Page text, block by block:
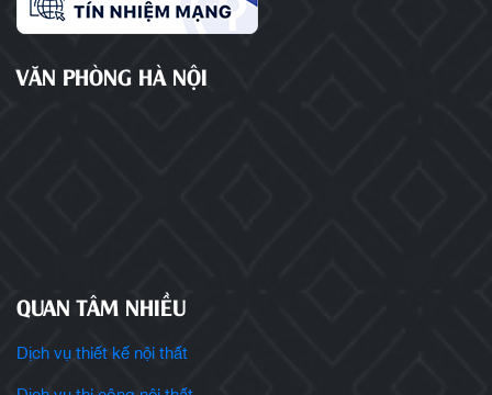
VĂN PHÒNG HÀ NỘI
QUAN TÂM NHIỀU
Dịch vụ thiết kế nội thất